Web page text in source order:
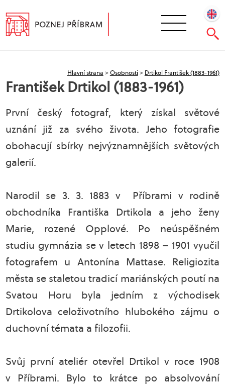
Hlavní strana >Osobnosti> Drtikol František (1883-1961)
František Drtikol (1883-1961)
První český fotograf, který získal světové
uznání již za svého života. Jeho fotografie
obohacují sbírky nejvýznamnějších světových
galerií.
Narodil se 3. 3. 1883 v Příbrami v rodině
obchodníka Františka Drtikola a jeho ženy
Marie, rozené Opplové. Po neúspěšném
studiu gymnázia se v letech 1898 – 1901 vyučil
fotografem u Antonína Mattase. Religiozita
města se staletou tradicí mariánských poutí na
Svatou Horu byla jedním z východisek
Drtikolova celoživotního hlubokého zájmu o
duchovní témata a filozofii.
Svůj první ateliér otevřel Drtikol v roce 1908
v Příbrami. Bylo to krátce po absolvování